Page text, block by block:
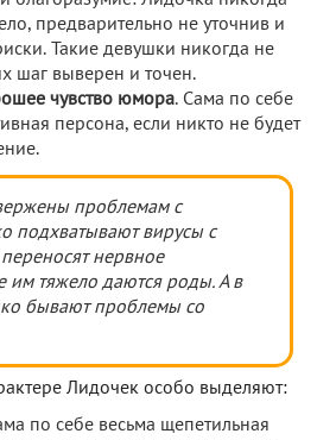
предварительно не уточнив и
Такие девушки никогда не
шаг выверен и точен.
чувство юмора. Сама по себе
персона, если никто не будет
проблемам с
подхватывают вирусы с
нервное
им тяжело даются роды. А в
бывают проблемы со
Лидочек особо выделяют:
по себе весьма щепетильная